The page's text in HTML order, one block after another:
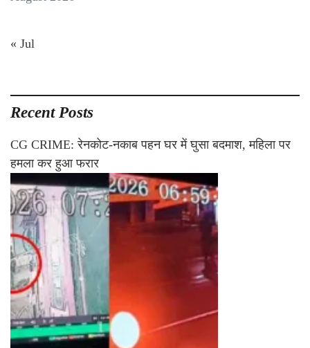
« Jul
Recent Posts
CG CRIME: रेनकोट-नकाब पहन घर में घुसा बदमाश, महिला पर
हमला कर हुआ फरार